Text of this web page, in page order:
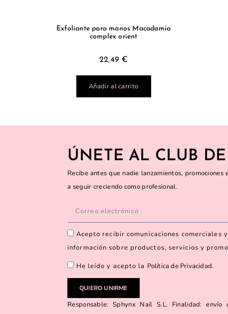
Exfoliante para manos Macadamia
complex orient
22,49 €
Añadir al carrito
ÚNETE AL CLUB DE
Recibe antes que nadie lanzamientos,
a seguir creciendo como profesional.
Acepto recibir comunicaciones comerciales
información sobre productos, servicios y
He leído y acepto la Política de Privacidad.
QUIERO UNIRME
Responsable: Sphynx Nail S.L. Finalidad: